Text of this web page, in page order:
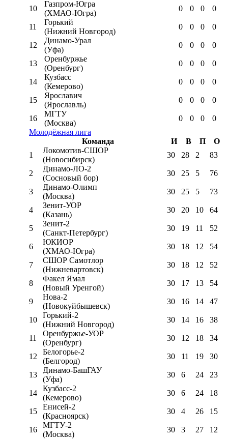
10
Газпром-Югра
(ХМАО-Югра)
0 0 0 0
11
Горький
(Нижний Новгород)
0 0 0 0
12
Динамо-Урал
(Уфа)
0 0 0 0
13
Оренбуржье
(Оренбург)
0 0 0 0
14
Кузбасс
(Кемерово)
0 0 0 0
15
Ярославич
(Ярославль)
0 0 0 0
16
МГТУ
(Москва)
0 0 0
0
Молодёжная лига
Команда
И В П
О
1
Локомотив-CШОР
(Новосибирск)
30 28 2 83
2
Динамо-ЛО-2
(Сосновый бор)
30 25 5 76
3
Динамо-Олимп
(Москва)
30 25 5 73
4
Зенит-УОР
(Казань)
30 20 10 64
5
Зенит-2
(Санкт-Петербург)
30 19 11 52
6
ЮКИОР
(ХМАО-Югра)
30 18 12 54
7
СШОР Самотлор
(Нижневартовск)
30 18 12 52
8
Факел Ямал
(Новый Уренгой)
30 17 13 54
9
Нова-2
(Новокуйбышевск)
30 16 14 47
10
Горький-2
(Нижний Новгород)
30 14 16 38
11
Оренбуржье-УОР
(Оренбург)
30 12 18 34
12
Белогорье-2
(Белгород)
30 11 19 30
13
Динамо-БашГАУ
(Уфа)
30 6 24 23
14
Кузбасс-2
(Кемерово)
30 6 24 18
15
Енисей-2
(Красноярск)
30 4 26 15
16
МГТУ-2
(Москва)
30 3 27 12